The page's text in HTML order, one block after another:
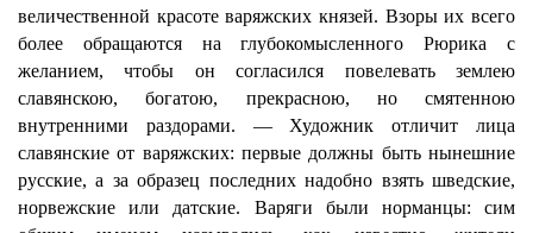
величественной красоте варяжских князей. Взоры их всего
более обращаются на глубокомысленного Рюрика с
желанием, чтобы он согласился повелевать землею
славянскою, богатою, прекрасною, но смятенною
внутренними раздорами. — Художник отличит лица
славянские от варяжских: первые должны быть нынешние
русские, а за образец последних надобно взять шведские,
норвежские или датские. Варяги были норманцы: сим